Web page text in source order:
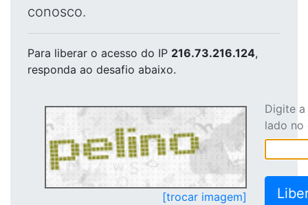
conosco.
Para liberar o acesso do IP 216.73.216.124,
responda ao desafio abaixo.
[trocar imagem]
Digite
lado no